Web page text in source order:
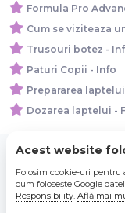
Formula Pro
Cum se viziteaza
Trusouri botez -
Paturi Copii - Info
Prepararea
Dozarea laptelui -
© 2026
Toate preturile
Acest website
Folosim cookie-uri pentru
cum folosește Google
Responsibility. Află mai